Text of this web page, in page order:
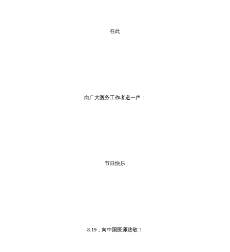
在此
向广大医务工作者道一声：
节日快乐
8.19，向中国医师致敬！